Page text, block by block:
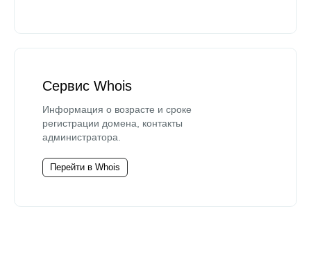
Сервис Whois
Информация о возрасте и сроке
регистрации домена, контакты
администратора.
Перейти в Whois